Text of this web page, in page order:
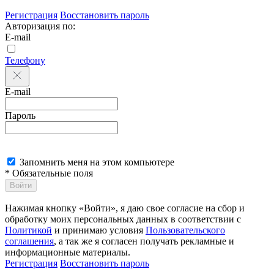
Регистрация Восстановить пароль
Авторизация по:
E-mail
Телефону
E-mail
Пароль
Запомнить меня на этом компьютере
* Обязательные поля
Войти
Нажимая кнопку «Войти», я даю свое согласие на сбор и
обработку моих персональных данных в соответствии с
Политикой и принимаю условия Пользовательского
соглашения, а так же я согласен получать рекламные и
информационные материалы.
Регистрация Восстановить пароль